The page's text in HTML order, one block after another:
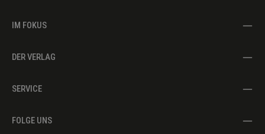
IM FOKUS
DER VERLAG
SERVICE
FOLGE UNS